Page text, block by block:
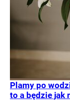
Plamy po
to a będzie jak